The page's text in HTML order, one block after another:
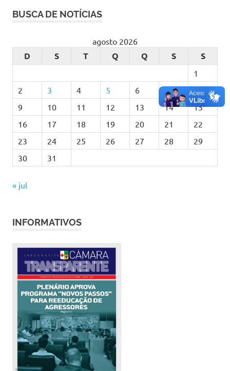
BUSCA DE NOTÍCIAS
agosto 2026
D S T Q Q S S
1
2
3 4 5 6 7
8
9
10 11 12 13 14
15
16
17 18 19 20 21
22
23
24 25 26 27 28
29
30
31
« jul
INFORMATIVOS